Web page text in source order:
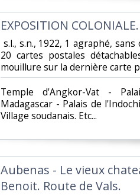
‎EXPOSITION
s.l., s.n., 1922, 1 agraphé,
20 cartes postales
mouillure sur la dernière carte
‎Temple d'Angkor-Vat -
Madagascar - Palais de
Village soudanais. Etc... ‎
‎Aubenas - Le vieux
Benoit. Route de Vals.‎